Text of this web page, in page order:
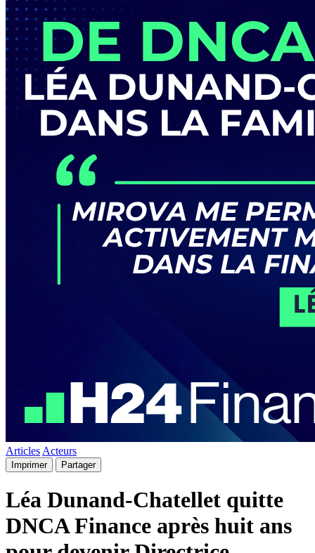
Articles Acteurs
Imprimer Partager
Léa Dunand-Chatellet quitte
DNCA Finance après huit ans